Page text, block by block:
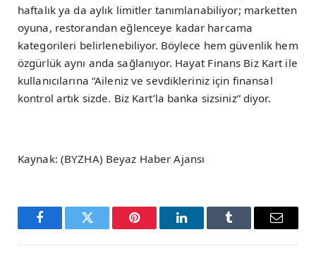
haftalık ya da aylık limitler tanımlanabiliyor; marketten
oyuna, restorandan eğlenceye kadar harcama
kategorileri belirlenebiliyor. Böylece hem güvenlik hem
özgürlük aynı anda sağlanıyor. Hayat Finans Biz Kart ile
kullanıcılarına “Aileniz ve sevdikleriniz için finansal
kontrol artık sizde. Biz Kart’la banka sizsiniz” diyor.
Kaynak: (BYZHA) Beyaz Haber Ajansı
FacebookTwitter Pinterest LinkedInTumblr Email